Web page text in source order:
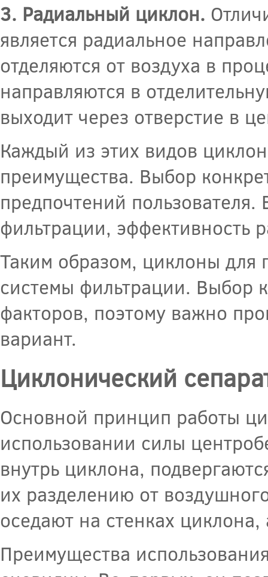
3. Радиальный циклон.
является радиальное
отделяются от воздуха в
направляются в
выходит через отверстие в
Каждый из этих видов
преимущества. Выбор
предпочтений
фильтрации, эффективность
Таким образом, циклоны для
системы фильтрации. Выбор
факторов, поэтому важно
вариант.
Циклонический
Основной принцип работы
использовании силы
внутрь циклона,
их разделению от
оседают на стенках
Преимущества